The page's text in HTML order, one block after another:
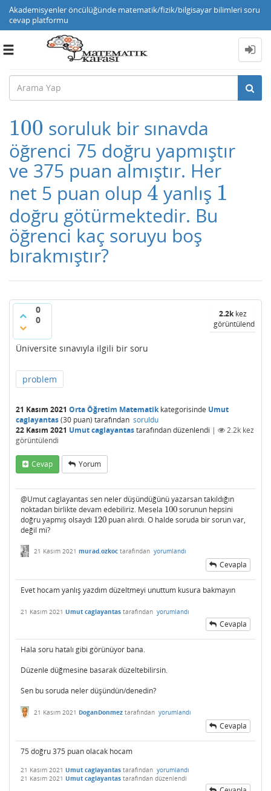
Akademisyenler öncülüğünde matematik/fizik/bilgisayar bilimleri soru
cevap platformu
Toggle
100
100 soruluk bir sınavda
öğrenci 75 doğru yapmıştır
ve 375 puan almıştır. Her
net 5 puan olup 4
4 yanlış 1
1
doğru götürmektedir. Bu
öğrenci kaç soruyu boş
bırakmıştır?
0
0
2.2kkez
görüntülendi
Üniversite sınavıyla ilgili bir soru
problem
21 Kasım 2021 Orta Öğretim Matematikkategorisinde Umut
caglayantas(30 puan) tarafından soruldu
22 Kasım 2021 Umut caglayantastarafındandüzenlendi | 2.2k kez
görüntülendi
Cevap Yorum
@Umut caglayantas sen neler düşündüğünü yazarsan takıldığın
noktadan birlikte devam edebiliriz. Mesela 100
100sorunun hepsini
doğru yapmış olsaydı 120
120 puan alırdı. O halde soruda bir sorun var,
değil mi?
21 Kasım 2021 murad.ozkoc tarafından yorumlandı
Cevapla
Evet hocam yanlış yazdım düzeltmeyi unuttum kusura bakmayın
21 Kasım 2021 Umut caglayantas tarafından yorumlandı
Cevapla
Hala soru hatalı gibi görünüyor bana.
Düzenle düğmesine basarak düzeltebilirsin.
Sen bu soruda neler düşündün/denedin?
21 Kasım 2021 DoganDonmez tarafından yorumlandı
Cevapla
75 doğru 375 puan olacak hocam
21 Kasım 2021 Umut caglayantas tarafından yorumlandı
21 Kasım 2021 Umut caglayantas tarafından düzenlendi